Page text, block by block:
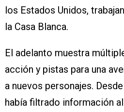
los Estados Unidos,
la Casa Blanca.
El adelanto muestra
acción y pistas para una
a nuevos personajes.
había filtrado información